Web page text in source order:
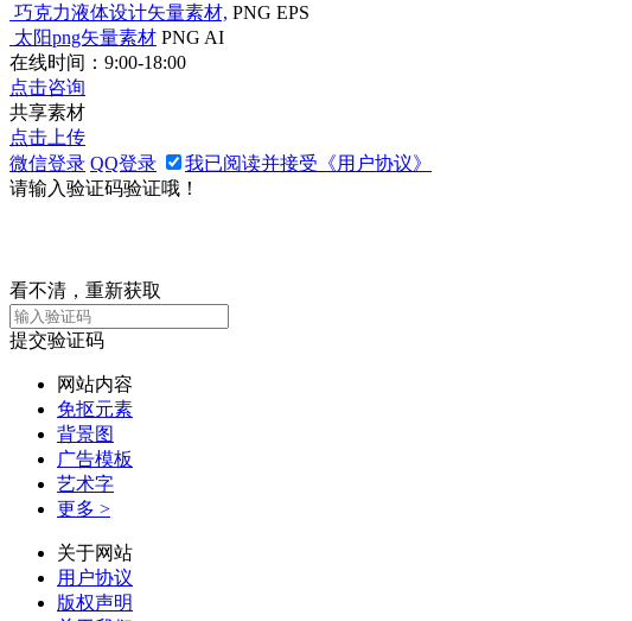
巧克力液体设计矢量素材, PNG EPS
太阳png矢量素材 PNG AI
在线时间：9:00-18:00
点击咨询
共享素材
点击上传
微信登录 QQ登录
我已阅读并接受《用户协议》
请输入验证码验证哦！
看不清，重新获取
提交验证码
网站内容
免抠元素
背景图
广告模板
艺术字
更多 >
关于网站
用户协议
版权声明